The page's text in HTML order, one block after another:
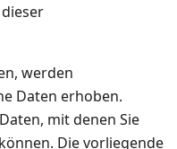
werden
Daten erhoben.
mit denen Sie
Die vorliegende